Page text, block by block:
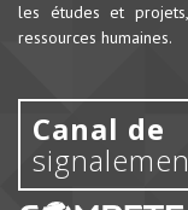
les études et
ressources humaines.
Canal de